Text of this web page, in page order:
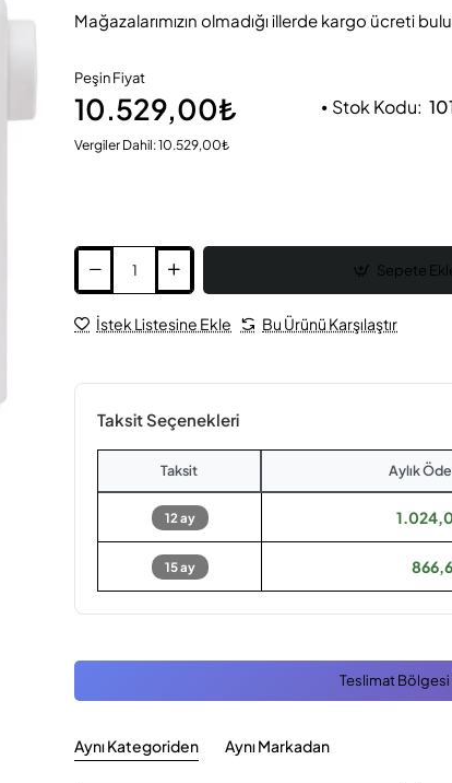
Mağazalarımızın olmadığı illerde kargo ücreti
Peşin Fiyat
10.529,00₺
Vergiler Dahil: 10.529,00₺
Stok Kodu:
Sepete
İstek Listesine Ekle Bu Ürünü Karşılaştır
Taksit Seçenekleri
Taksit Aylık
12 ay
15 ay
Teslimat Bölgesi
Aynı Kategoriden Aynı Markadan